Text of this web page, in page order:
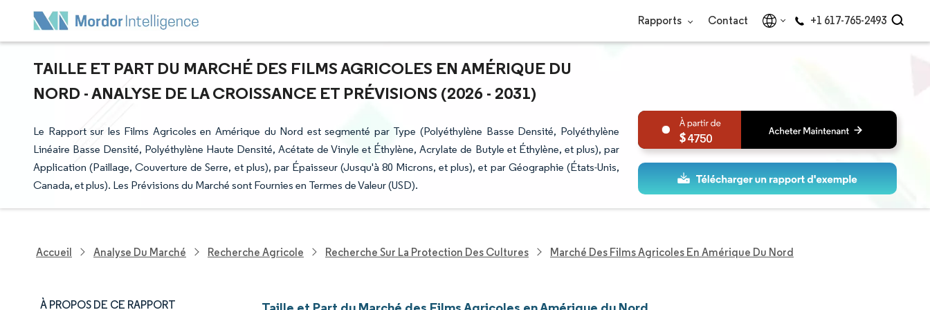
Rapports Contact +1 617-765-2493
TAILLE ET PART DU MARCHÉ DES FILMS AGRICOLES EN AMÉRIQUE DU
NORD - ANALYSE DE LA CROISSANCE ET PRÉVISIONS (2026 - 2031)
Le Rapport sur les Films Agricoles en Amérique du Nord est segmenté par Type (Polyéthylène Basse Densité, Polyéthylène
Linéaire Basse Densité, Polyéthylène Haute Densité, Acétate de Vinyle et Éthylène, Acrylate de Butyle et Éthylène, et plus), par
Application (Paillage, Couverture de Serre, et plus), par Épaisseur (Jusqu'à 80 Microns, et plus), et par Géographie (États-Unis,
Canada, et plus). Les Prévisions du Marché sont Fournies en Termes de Valeur (USD).
4750
Accueil Analyse Du Marché Recherche Agricole Recherche Sur La Protection Des Cultures Marché Des Films Agricoles En Amérique Du Nord
À PROPOS DE CE RAPPORT